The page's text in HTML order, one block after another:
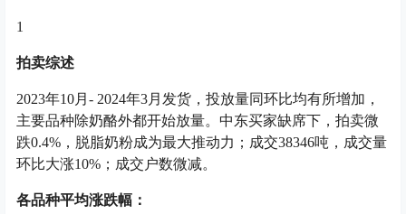
1
拍卖综述
2023年10月- 2024年3月发货，投放量同环比均有所增加，
主要品种除奶酪外都开始放量。中东买家缺席下，拍卖微
跌0.4%，脱脂奶粉成为最大推动力；成交38346吨，成交量
环比大涨10%；成交户数微减。
各品种平均涨跌幅：